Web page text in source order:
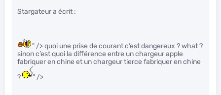
Stargateur a écrit :
" /> quoi une prise de courant c’est dangereux ? what ?
sinon c’est quoi la différence entre un chargeur apple
fabriquer en chine et un chargeur tierce fabriquer en chine
?
" />